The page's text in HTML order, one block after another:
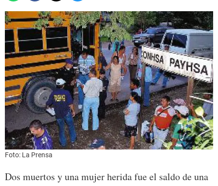
Foto: La Prensa
Dos muertos y una mujer herida fue el saldo de una